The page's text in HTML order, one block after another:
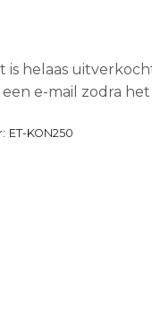
is helaas
e-mail zodra het
ET-KON250